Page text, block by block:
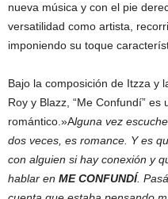
nueva música y con el pie
versatilidad como artista,
imponiendo su toque
Bajo la composición de Itzza y
Roy y Blazz, “Me Confundí”
romántico.»Alguna vez
dos veces, es romance. Y es
con alguien si hay conexión y
hablar en ME CONFUNDÍ .